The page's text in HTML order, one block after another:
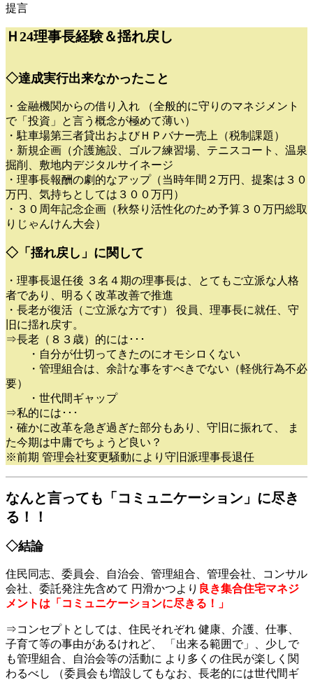
提言
Ｈ24理事長経験＆揺れ戻し
◇達成実行出来なかったこと
・金融機関からの借り入れ （全般的に守りのマネジメント
で「投資」と言う概念が極めて薄い）
・駐車場第三者貸出およびＨＰバナー売上（税制課題）
・新規企画（介護施設、ゴルフ練習場、テニスコート、温泉
掘削、敷地内デジタルサイネージ
・理事長報酬の劇的なアップ（当時年間２万円、提案は３０
万円、気持ちとしては３００万円）
・３０周年記念企画（秋祭り活性化のため予算３０万円総取
りじゃんけん大会）
◇「揺れ戻し」に関して
・理事長退任後 ３名４期の理事長は、とてもご立派な人格
者であり、明るく改革改善で推進
・長老が復活（ご立派な方です） 役員、理事長に就任、守
旧に揺れ戻す。
⇒長老（８３歳）的には･･･
・自分が仕切ってきたのにオモシロくない
・管理組合は、余計な事をすべきでない（軽佻行為不必
要）
・世代間ギャップ
⇒私的には･･･
・確かに改革を急ぎ過ぎた部分もあり、守旧に振れて、 ま
た今期は中庸でちょうど良い？
※前期 管理会社変更騒動により守旧派理事長退任
なんと言っても「コミュニケーション」に尽き
る！！
◇結論
住民同志、委員会、自治会、管理組合、管理会社、コンサル
会社、委託発注先含めて 円滑かつより 良き集合住宅マネジ
メントは「コミュニケーションに尽きる！」
⇒コンセプトとしては、住民それぞれ 健康、介護、仕事、
子育て等の事由があるけれど、 「出来る範囲で」、少しで
も管理組合、自治会等の活動に より多くの住民が楽しく関
わるべし （委員会も増設してもなお、長老的には世代間ギ